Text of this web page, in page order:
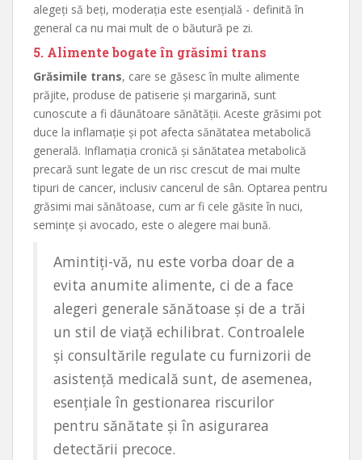
alegeți să beți, moderația este esențială - definită în
general ca nu mai mult de o băutură pe zi.
5. Alimente bogate în grăsimi trans
Grăsimile trans, care se găsesc în multe alimente
prăjite, produse de patiserie și margarină, sunt
cunoscute a fi dăunătoare sănătății. Aceste grăsimi pot
duce la inflamație și pot afecta sănătatea metabolică
generală. Inflamația cronică și sănătatea metabolică
precară sunt legate de un risc crescut de mai multe
tipuri de cancer, inclusiv cancerul de sân. Optarea pentru
grăsimi mai sănătoase, cum ar fi cele găsite în nuci,
semințe și avocado, este o alegere mai bună.
Amintiți-vă, nu este vorba doar de a
evita anumite alimente, ci de a face
alegeri generale sănătoase și de a trăi
un stil de viață echilibrat. Controalele
și consultările regulate cu furnizorii de
asistență medicală sunt, de asemenea,
esențiale în gestionarea riscurilor
pentru sănătate și în asigurarea
detectării precoce.